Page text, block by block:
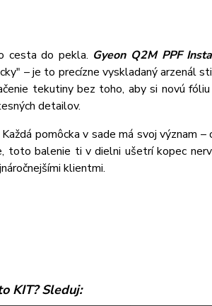
cesta do pekla. Gyeon Q2M PPF
– je to precízne vyskladaný arzenál
tekutiny bez toho, aby si novú
detailov.
pomôcka v sade má svoj význam –
toto balenie ti v dielni ušetrí kopec
klientmi.
KIT? Sleduj: